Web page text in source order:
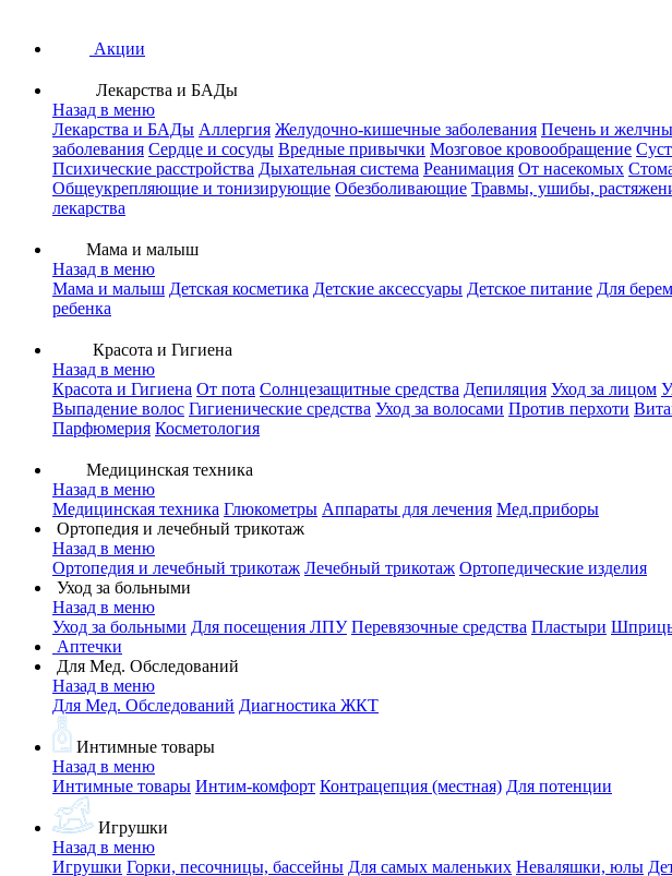
Акции
Лекарства и БАДы
Назад в меню
Лекарства и БАДы Аллергия Желудочно-кишечные заболевания Печень и
заболевания Сердце и сосуды Вредные привычки Мозговое кровообращение
Психические расстройства Дыхательная система Реанимация От насекомых
Общеукрепляющие и тонизирующие Обезболивающие Травмы, ушибы,
лекарства
Мама и малыш
Назад в меню
Мама и малыш Детская косметика Детские аксессуары Детское питание Для
ребенка
Красота и Гигиена
Назад в меню
Красота и Гигиена От пота Солнцезащитные средства Депиляция Уход за лицом
Выпадение волос Гигиенические средства Уход за волосами Против перхоти
Парфюмерия Косметология
Медицинская техника
Назад в меню
Медицинская техника Глюкометры Аппараты для лечения Мед.приборы
Ортопедия и лечебный трикотаж
Назад в меню
Ортопедия и лечебный трикотаж Лечебный трикотаж Ортопедические изделия
Уход за больными
Назад в меню
Уход за больными Для посещения ЛПУ Перевязочные средства Пластыри
Аптечки
Для Мед. Обследований
Назад в меню
Для Мед. Обследований Диагностика ЖКТ
Интимные товары
Назад в меню
Интимные товары Интим-комфорт Контрацепция (местная) Для потенции
Игрушки
Назад в меню
Игрушки Горки, песочницы, бассейны Для самых маленьких Неваляшки, юлы